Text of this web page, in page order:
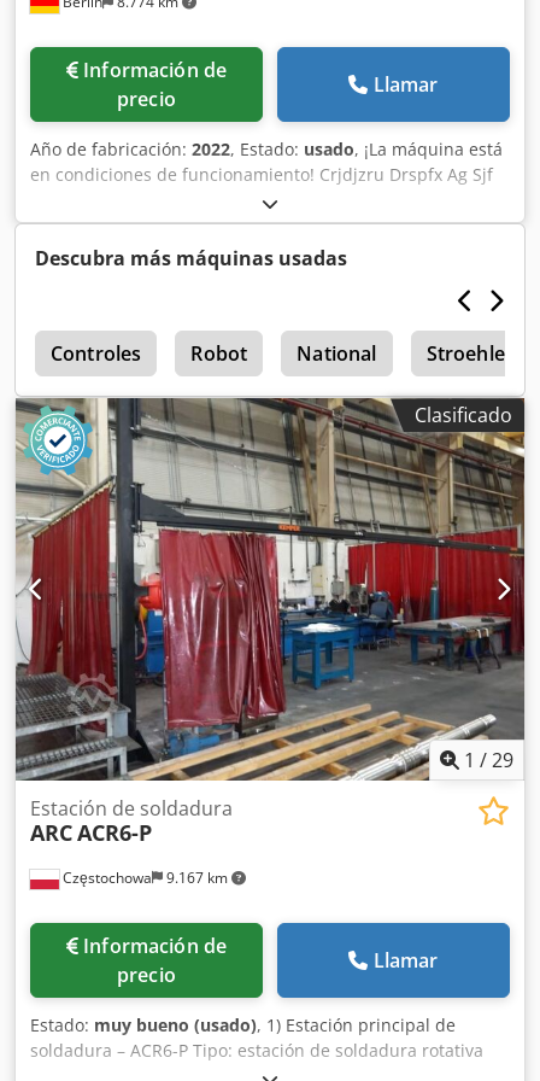
adicionales (para tareas de tracción): 68 kg Carga útil: 200
Información de
precio
Llamar
Año de fabricación: 2022, Estado: usado, ¡La máquina está
en condiciones de funcionamiento! Crjdjzru Drspfx Ag Sjf
Descubra más máquinas usadas
Controles Robot National Stroehlein
Clasificado
1 /29
Częstochowa 9.167 km
Estación de soldadura
ARCACR6-P
Información de
precio
Llamar
Estado: muy bueno (usado), 1) Estación principal de
soldadura – ACR6-P Tipo: estación de soldadura rotativa
para ranura estrecha (Narrow Gap) Ejes: sistema rotativo